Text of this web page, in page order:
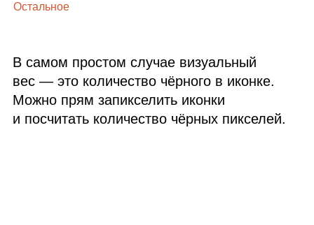
Остальное
В самом простом случае визуальный
вес — это количество чёрного в иконке.
Можно прям запикселить иконки
и посчитать количество чёрных пикселей.